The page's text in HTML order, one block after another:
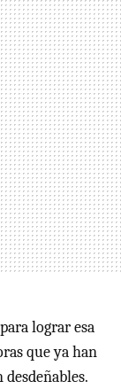
lograr esa
que ya han